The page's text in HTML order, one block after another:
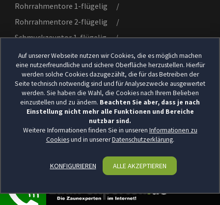
Rohrrahmentore 1-flügelig
/
Rohrrahmentore 2-flügelig
/
Schmuckzauntor 1-flügelig
/
Schmuckzauntor 2-flügelig
/ Gitterzaun
© 2026EXXPERT Projekt GmbH. Alle Rechte
vorbehalten.
Auf unserer Webseite nutzen wir Cookies, die es möglich machen
eine nutzerfreundliche und sichere Oberfläche herzustellen. Hierfür
werden solche Cookies dazugezählt, die für das Betreiben der
Seite technisch notwendig sind und für Analysezwecke ausgewertet
werden. Sie haben die Wahl, die Cookies nach Ihrem Belieben
einzustellen und zu ändern. Beachten Sie aber, dass je nach
Einstellung nicht mehr alle Funktionen und Bereiche
nutzbar sind.
Weitere Informationen finden Sie in unseren Informationen zu
Cookiesund in unsererDatenschutzerklärung.
KONFIGURIEREN ALLE AKZEPTIEREN